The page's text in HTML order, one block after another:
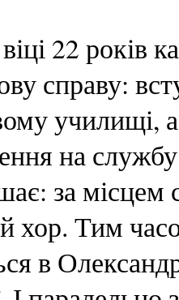
22 років
справу:
училищі,
на
за місцем
хор. Тим
в